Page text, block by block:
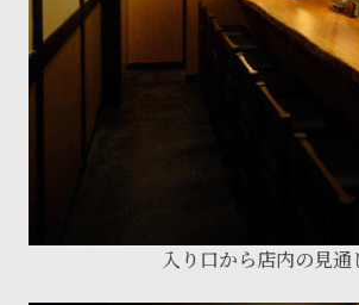
入り口から店内の見通